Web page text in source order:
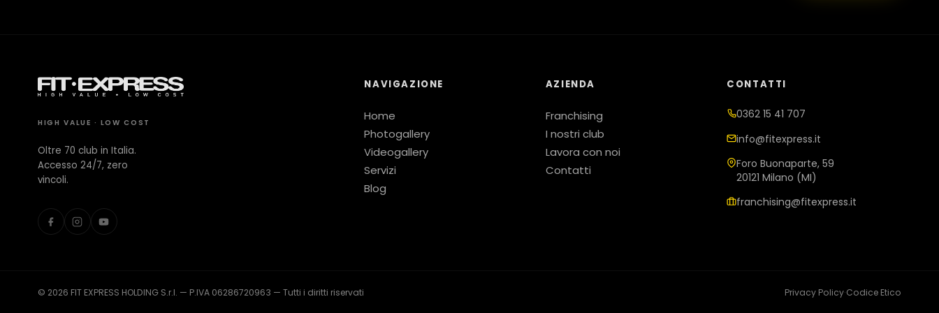
Lido di Camaiore
HIGH VALUE · LOW COST
Oltre 70 club in Italia.
Accesso 24/7, zero
vincoli.
NAVIGAZIONE
Home
Photogallery
Videogallery
Servizi
Blog
AZIENDA
Franchising
I nostri club
Lavora con noi
Contatti
CONTATTI
0362 15 41 707
info@fitexpress.it
Foro Buonaparte, 59
20121 Milano (MI)
franchising@fitexpress.it
© 2026 FIT EXPRESS HOLDING S.r.l. — P.IVA 06286720963 — Tutti i diritti riservati Privacy Policy·Codice Etico